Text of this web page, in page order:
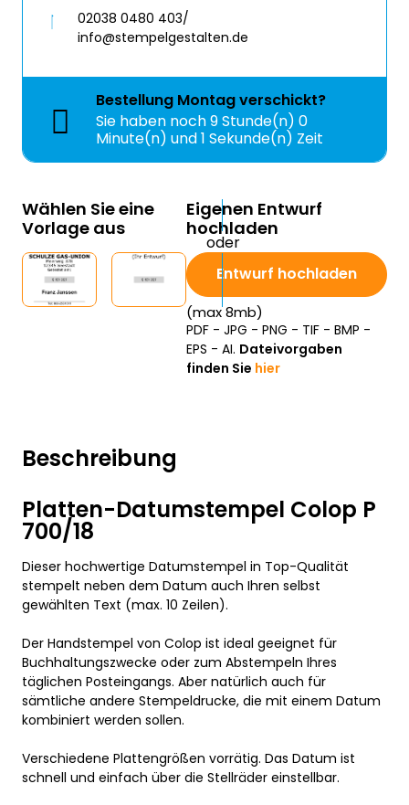
Beschreibung
Platten-Datumstempel Colop P
700/18
Dieser hochwertige Datumstempel in Top-Qualität
stempelt neben dem Datum auch Ihren selbst
gewählten Text (max. 10 Zeilen).
Der Handstempel von Colop ist ideal geeignet für
Buchhaltungszwecke oder zum Abstempeln Ihres
täglichen Posteingangs. Aber natürlich auch für
sämtliche andere Stempeldrucke, die mit einem Datum
kombiniert werden sollen.
Verschiedene Plattengrößen vorrätig. Das Datum ist
schnell und einfach über die Stellräder einstellbar.
02038 0480 403/
info@stempelgestalten.de
Bestellung Montagverschickt?
Sie haben noch9 Stunde(n) 0
Minute(n) und 0 Sekunde(n) Zeit
Wählen Sie eine
Vorlage aus
Eigenen Entwurf
hochladen
Entwurf hochladen
(max 8mb)
PDF - JPG - PNG - TIF - BMP -
EPS - AI. Dateivorgaben
finden Sie hier